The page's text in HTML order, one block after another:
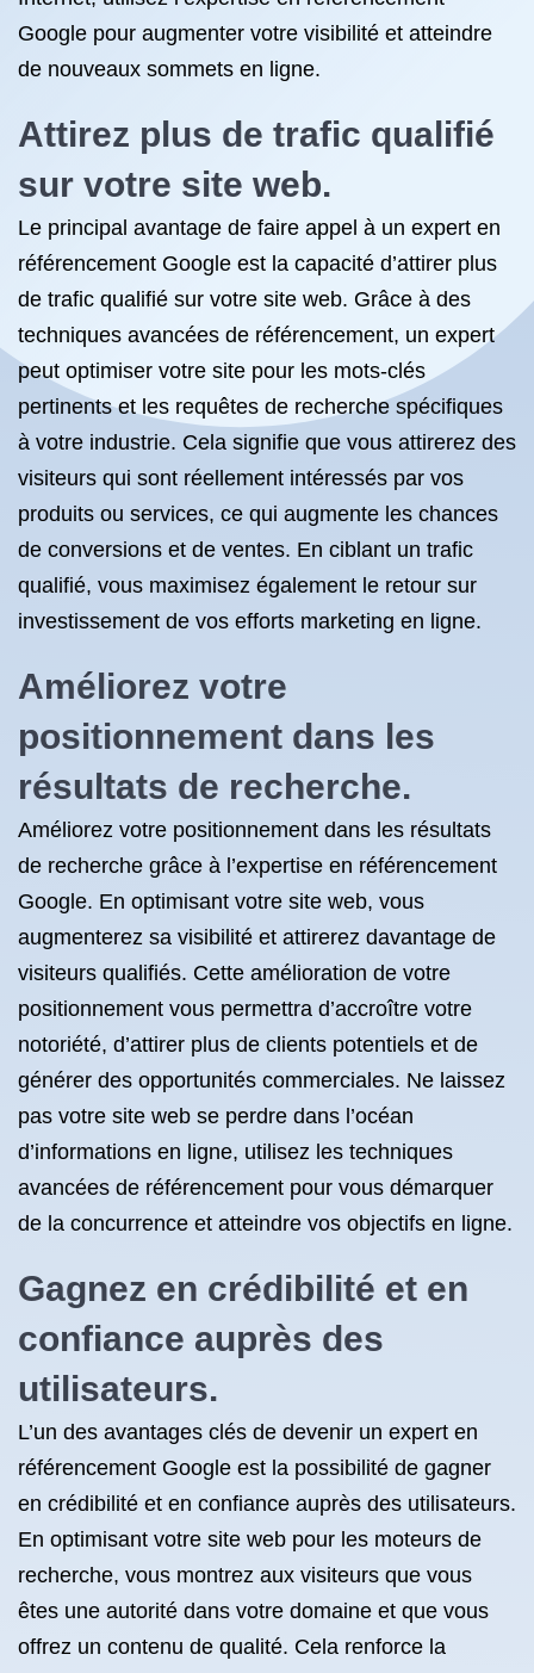
Google pour augmenter votre visibilité et atteindre
de nouveaux sommets en ligne.
Attirez plus de trafic qualifié
sur votre site web.
Le principal avantage de faire appel à un expert en
référencement Google est la capacité d’attirer plus
de trafic qualifié sur votre site web. Grâce à des
techniques avancées de référencement, un expert
peut optimiser votre site pour les mots-clés
pertinents et les requêtes de recherche spécifiques
à votre industrie. Cela signifie que vous attirerez des
visiteurs qui sont réellement intéressés par vos
produits ou services, ce qui augmente les chances
de conversions et de ventes. En ciblant un trafic
qualifié, vous maximisez également le retour sur
investissement de vos efforts marketing en ligne.
Améliorez votre
positionnement dans les
résultats de recherche.
Améliorez votre positionnement dans les résultats
de recherche grâce à l’expertise en référencement
Google. En optimisant votre site web, vous
augmenterez sa visibilité et attirerez davantage de
visiteurs qualifiés. Cette amélioration de votre
positionnement vous permettra d’accroître votre
notoriété, d’attirer plus de clients potentiels et de
générer des opportunités commerciales. Ne laissez
pas votre site web se perdre dans l’océan
d’informations en ligne, utilisez les techniques
avancées de référencement pour vous démarquer
de la concurrence et atteindre vos objectifs en ligne.
Gagnez en crédibilité et en
confiance auprès des
utilisateurs.
L’un des avantages clés de devenir un expert en
référencement Google est la possibilité de gagner
en crédibilité et en confiance auprès des utilisateurs.
En optimisant votre site web pour les moteurs de
recherche, vous montrez aux visiteurs que vous
êtes une autorité dans votre domaine et que vous
offrez un contenu de qualité. Cela renforce la